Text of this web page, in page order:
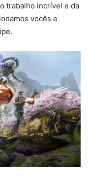
trabalho incrível e da
vocês e